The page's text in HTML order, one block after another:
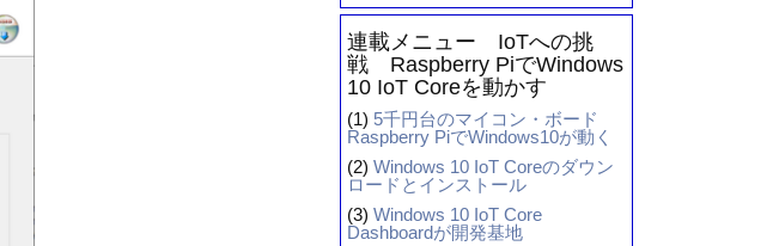
連載メニュー IoTへの挑
戦 Raspberry PiでWindows
10 IoT Coreを動かす
(1) 5千円台のマイコン・ボード
Raspberry PiでWindows10が動く
(2) Windows 10 IoT Coreのダウン
ロードとインストール
(3) Windows 10 IoT Core
Dashboardが開発基地